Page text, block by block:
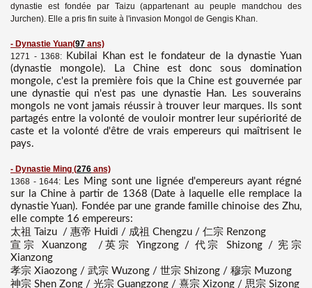
dynastie est fondée par Taizu (appartenant au peuple mandchou des
Jurchen). Elle a pris fin suite à l'invasion Mongol de Gengis Khan.
- Dynastie Yuan(97 ans)
1271 - 1368: Kubilai Khan est le fondateur de la dynastie Yuan
(dynastie mongole). La Chine est donc sous domination
mongole, c'est la première fois que la Chine est gouvernée par
une dynastie qui n'est pas une dynastie Han. Les souverains
mongols ne vont jamais réussir à trouver leur marques. Ils sont
partagés entre la volonté de vouloir montrer leur supériorité de
caste et la volonté d'être de vrais empereurs qui maîtrisent le
pays.
- Dynastie Ming (276 ans)
1368 - 1644: Les Ming sont une lignée d'empereurs ayant régné
sur la Chine à partir de 1368 (Date à laquelle elle remplace la
dynastie Yuan). Fondée par une grande famille chinoise des Zhu,
elle compte 16 empereurs:
太祖 Taizu / 惠帝 Huidi / 成祖 Chengzu / 仁宗 Renzong
宣宗 Xuanzong /英宗 Yingzong / 代宗 Shizong / 宪宗
Xianzong
孝宗 Xiaozong / 武宗 Wuzong / 世宗 Shizong / 穆宗 Muzong
神宗 Shen Zong / 光宗 Guangzong / 熹宗 Xizong / 思宗 Sizong